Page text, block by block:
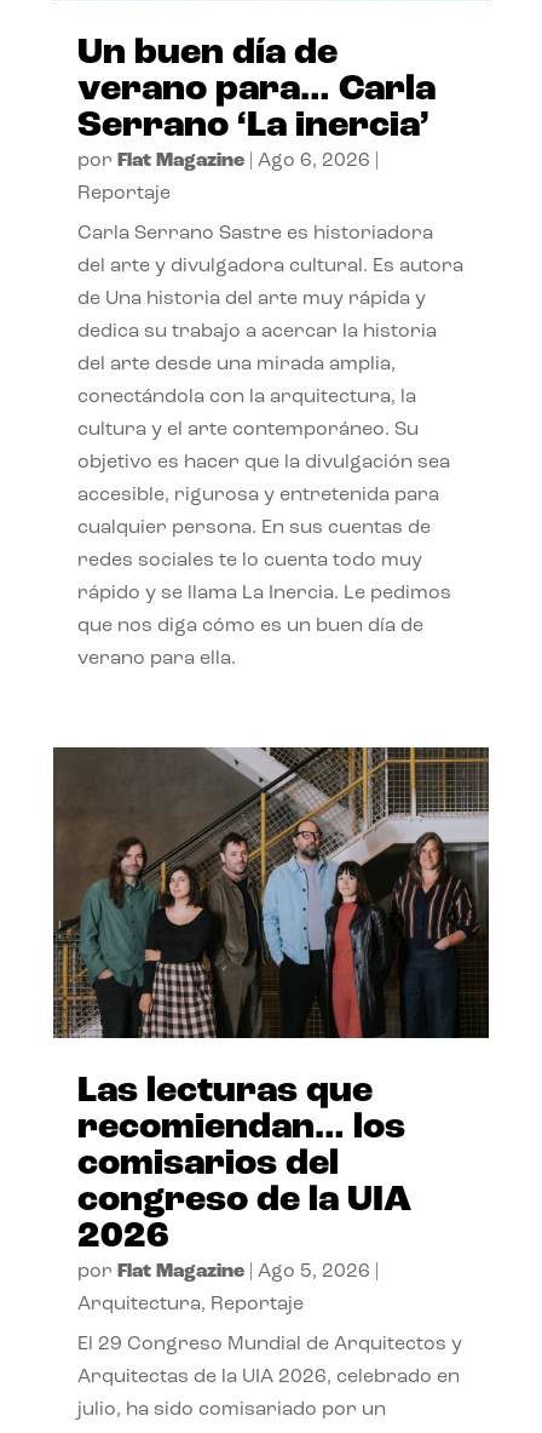
Un buen día de
verano para… Carla
Serrano ‘La inercia’
por Flat Magazine| Ago 6, 2026
Reportaje
Carla Serrano Sastre es historiadora
del arte y divulgadora cultural. Es autora
de Una historia del arte muy rápida y
dedica su trabajo a acercar la historia
del arte desde una mirada amplia,
conectándola con la arquitectura, la
cultura y el arte contemporáneo. Su
objetivo es hacer que la divulgación sea
accesible, rigurosa y entretenida para
cualquier persona. En sus cuentas de
redes sociales te lo cuenta todo muy
rápido y se llama La Inercia. Le pedimos
que nos diga cómo es un buen día de
verano para ella.
Las lecturas que
recomiendan… los
comisarios del
congreso de la UIA
2026
por Flat Magazine| Ago 5, 2026
Arquitectura, Reportaje
El 29 Congreso Mundial de Arquitectos y
Arquitectas de la UIA 2026, celebrado en
julio, ha sido comisariado por un